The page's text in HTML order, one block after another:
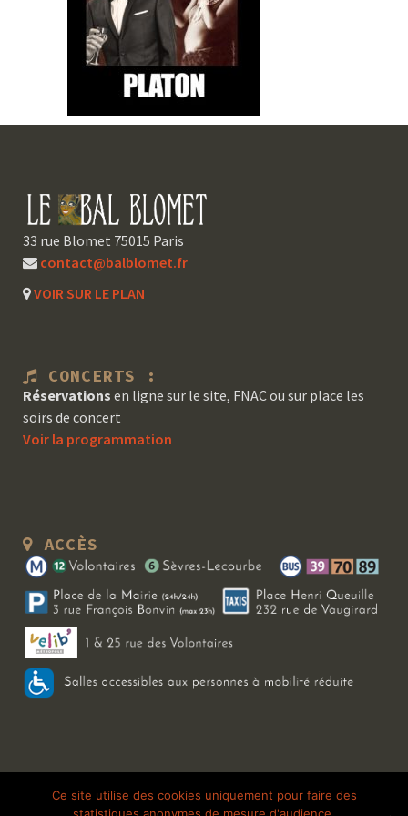
33 rue Blomet 75015 Paris
contact@balblomet.fr
VOIR SUR LE PLAN
CONCERTS :
Réservations en ligne sur le site, FNAC ou sur place les
soirs de concert
Voir la programmation
ACCÈS
Copyright 2026 Le Bal Blomet | Tous droits réservés | Mentions légales
Ce site utilise des cookies uniquement pour faire des